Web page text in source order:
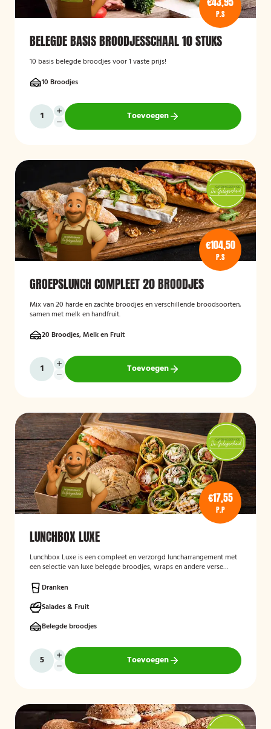
P.S
BELEGDE BASIS BROODJESSCHAAL 10 STUKS
10 basis belegde broodjes voor 1 vaste prijs!
10 Broodjes
Toevoegen
€104,50
P.S
GROEPSLUNCH COMPLEET 20 BROODJES
Mix van 20 harde en zachte broodjes en verschillende broodsoorten,
samen met melk en handfruit.
20 Broodjes, Melk en Fruit
Toevoegen
€17,55
P.P
LUNCHBOX LUXE
Lunchbox Luxe is een compleet en verzorgd luncharrangement met
een selectie van luxe belegde broodjes, wraps en andere verse
bijeenkomsten, vergaderingen en groepslunches en staat bekend
om de verse ingrediënten, verzorgde presentatie en de mogelijkheid
om rekening te houden met dieetwensen zoals vegetarisch,
veganistisch of halal.
Dranken
Salades & Fruit
Belegde broodjes
Toevoegen